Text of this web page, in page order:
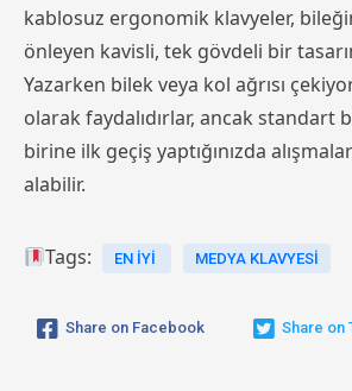
kablosuz ergonomik klavyeler,
önleyen kavisli, tek gövdeli bir
Yazarken bilek veya kol ağrısı
olarak faydalıdırlar, ancak standart
birine ilk geçiş yaptığınızda
alabilir.
Tags: EN İYI MEDYA KLAVYESI
Share on Facebook Share on